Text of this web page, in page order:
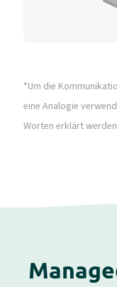
*Um die
eine Analogie
Worten erklärt